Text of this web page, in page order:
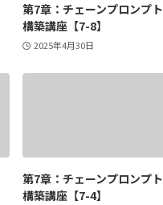
第7章：チェーンプロンプト
構築講座【7-8】
2025年4月30日
第7章：チェーンプロンプト
構築講座【7-4】